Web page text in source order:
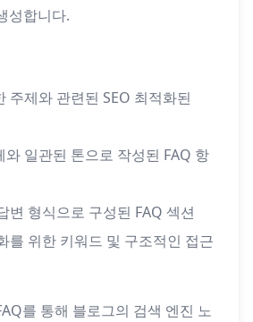
성합니다.
주제와 관련된 SEO 최적화된
와 일관된 톤으로 작성된 FAQ 항
변 형식으로 구성된 FAQ 섹션
를 위한 키워드 및 구조적인 접근
를 통해 블로그의 검색 엔진 노